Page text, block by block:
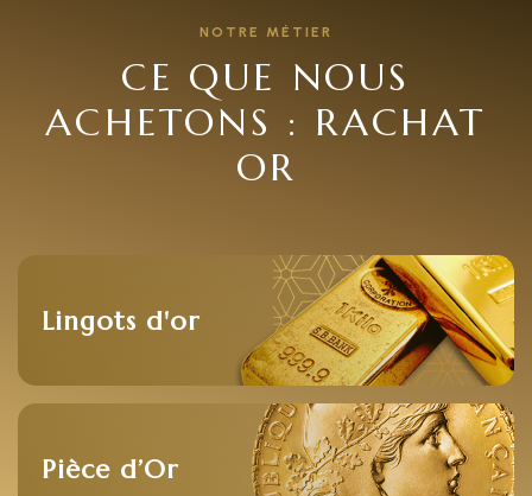
NOTRE MÉTIER
CE QUE NOUS
ACHETONS : RACHAT
OR
Lingots d'or
Pièce d’Or